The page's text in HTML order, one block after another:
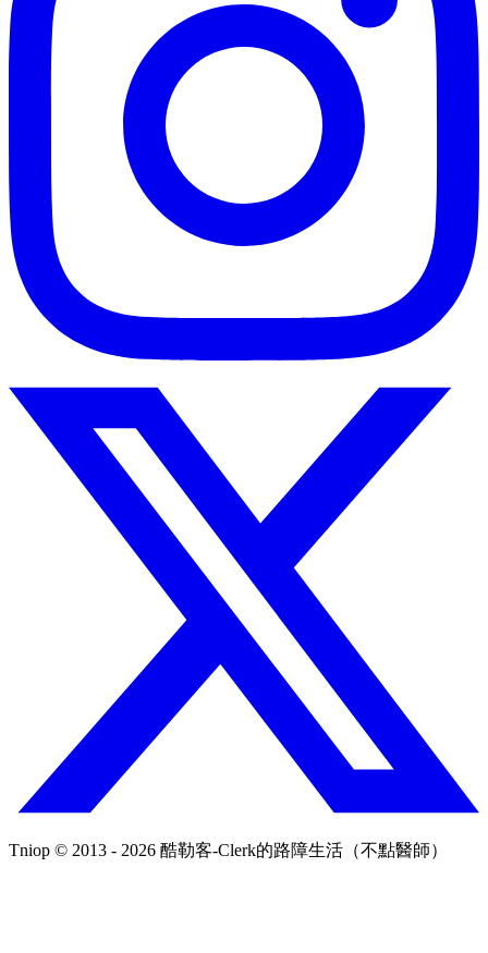
Tniop © 2013 - 2026 酷勒客-Clerk的路障生活（不點醫師）